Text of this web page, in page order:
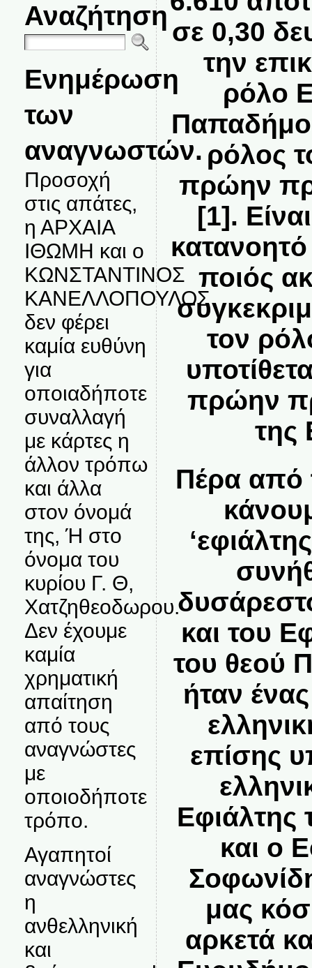
Αναζήτηση
Ενημέρωση
των
αναγνωστών.
Προσοχή
στις απάτες,
η ΑΡΧΑΙΑ
ΙΘΩΜΗ και ο
ΚΩΝΣΤΑΝΤΙΝΟΣ
ΚΑΝΕΛΛΟΠΟΥΛΟΣ
δεν φέρει
καμία ευθύνη
για
οποιαδήποτε
συναλλαγή
με κάρτες η
άλλον τρόπω
και άλλα
στον όνομά
της, Ή στο
όνομα του
κυρίου Γ. Θ,
Χατζηθεοδωρου.
Δεν έχουμε
καμία
χρηματική
απαίτηση
από τους
αναγνώστες
με
οποιοδήποτε
τρόπο.
Αγαπητοί
αναγνώστες
η
ανθελληνική
και
σε 0,30
την
ρόλο
ρόλος
πρώην
[1].
ποιός
τον
πρώην
της
Πέρα από
και του
του θεού
ήταν
επίσης
Εφιάλτης
και ο
μας
αρκετά